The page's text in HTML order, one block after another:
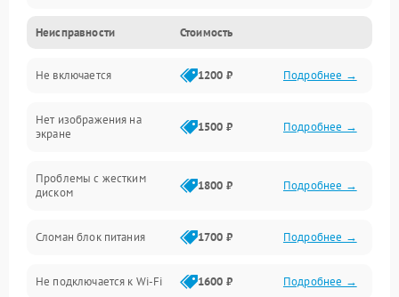
Проблемы с изображением и монитором
Проблемы с производительностью и стабильностью
Прочие специфичные проблемы
Неисправности Стоимость
Не включается 1200 ₽ Подробнее →
Нет изображения на
экране
1500 ₽ Подробнее →
Проблемы с жестким
диском
1800 ₽ Подробнее →
Сломан блок питания 1700 ₽ Подробнее →
Не подключается к Wi-Fi 1600 ₽ Подробнее →